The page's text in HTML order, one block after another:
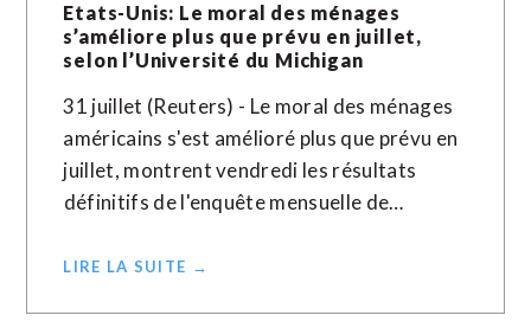
Etats-Unis: Le moral des ménages
s’améliore plus que prévu en juillet,
selon l’Université du Michigan
31 juillet (Reuters) - Le moral des ménages
américains s'est amélioré plus que prévu en ​
juillet, ‌montrent vendredi les ​résultats
⁠définitifs de l'enquête mensuelle ‌de…
LIRE LA SUITE →